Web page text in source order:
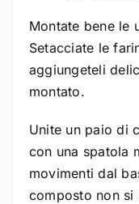
Montate bene le
Setacciate le
aggiungeteli
montato.
Unite un paio di
con una spatola
movimenti dal
composto non si